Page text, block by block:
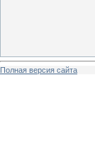
Полная версия сайта